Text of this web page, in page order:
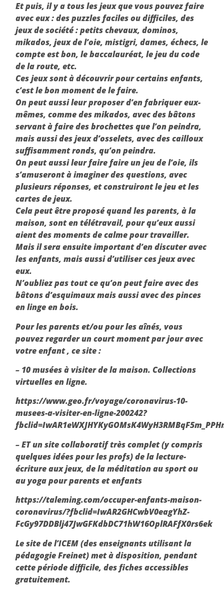
Et puis, il y a tous les jeux que vous pouvez faire
avec eux : des puzzles faciles ou difficiles, des
jeux de société : petits chevaux, dominos,
mikados, jeux de l’oie, mistigri, dames, échecs, le
compte est bon, le baccalauréat, le jeu du code
de la route, etc.
Ces jeux sont à découvrir pour certains enfants,
c’est le bon moment de le faire.
On peut aussi leur proposer d’en fabriquer eux-
mêmes, comme des mikados, avec des bâtons
servant à faire des brochettes que l’on peindra,
mais aussi des jeux d’osselets, avec des cailloux
suffisamment ronds, qu’on peindra.
On peut aussi leur faire faire un jeu de l’oie, ils
s’amuseront à imaginer des questions, avec
plusieurs réponses, et construiront le jeu et les
cartes de jeux.
Cela peut être proposé quand les parents, à la
maison, sont en télétravail, pour qu’eux aussi
aient des moments de calme pour travailler.
Mais il sera ensuite important d’en discuter avec
les enfants, mais aussi d’utiliser ces jeux avec
eux.
N’oubliez pas tout ce qu’on peut faire avec des
bâtons d’esquimaux mais aussi avec des pinces
en linge en bois.
Pour les parents et/ou pour les aînés, vous
pouvez regarder un court moment par jour avec
votre enfant , ce site :
– 10 musées à visiter de la maison. Collections
virtuelles en ligne.
https://www.geo.fr/voyage/coronavirus-10-
musees-a-visiter-en-ligne-200242?
– ET un site collaboratif très complet (y compris
quelques idées pour les profs) de la lecture-
écriture aux jeux, de la méditation au sport ou
au yoga pour parents et enfants
https://taleming.com/occuper-enfants-maison-
coronavirus/?fbclid=IwAR2GHCwbV0eagYhZ-
FcGy97DDBlj47JwGFKdbDC71hW16OplRAFfX0rs6ek
Le site de l’ICEM (des enseignants utilisant la
pédagogie Freinet) met à disposition, pendant
cette période difficile, des fiches accessibles
gratuitement.